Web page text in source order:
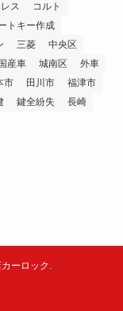
ス
コルト
トキー作成
三菱
中央区
国産車 城南区
外車
市 田川市
福津市
鍵全紛失
長崎
ーロック.